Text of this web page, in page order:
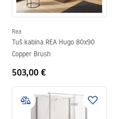
Rea
Tuš kabina REA Hugo 80x90
Copper Brush
503,00 €